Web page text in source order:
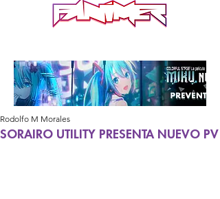
SORAIRO UTILITY PRESENTA NUEVO PV
Rodolfo M Morales